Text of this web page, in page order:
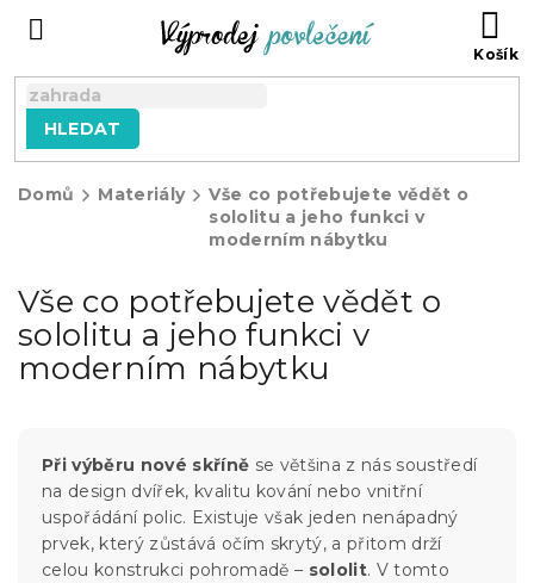
HLEDAT
Domů Materiály
Vše co potřebujete vědět o
sololitu a jeho funkci v
moderním nábytku
Vše co potřebujete vědět o
sololitu a jeho funkci v
moderním nábytku
Při výběru nové skříně se většina z nás soustředí
na design dvířek, kvalitu kování nebo vnitřní
uspořádání polic. Existuje však jeden nenápadný
prvek, který zůstává očím skrytý, a přitom drží
celou konstrukci pohromadě – sololit. V tomto